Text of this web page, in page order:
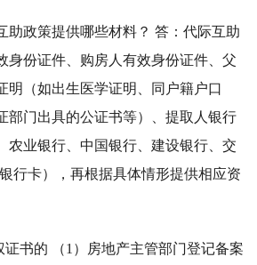
助政策提供哪些材料？ 答：代际互助
身份证件、购房人有效身份证件、父
明（如出生医学证明、同户籍户口
部门出具的公证书等）、提取人银行
农业银行、中国银行、建设银行、交
行卡），再根据具体情形提供相应资
证书的 （1）房地产主管部门登记备案